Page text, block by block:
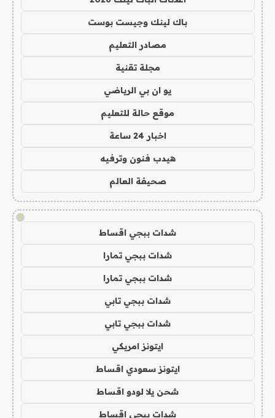
باك لينك وجيست بوست
مصادر التعليم
مجلة تقنية
يو ان بي الرياضي
موقع حالة للتعليم
اخبار 24 ساعة
هيدب فنون وترفيه
صحيفة العالم
!
شدات ببجي اقساط
شدات ببجي تمارا
شدات ببجي تمارا
شدات ببجي تابي
شدات ببجي تابي
ايتونز امريكي
ايتونز سعودي اقساط
شحن يلا لودو اقساط
شدات ببجي اقساط